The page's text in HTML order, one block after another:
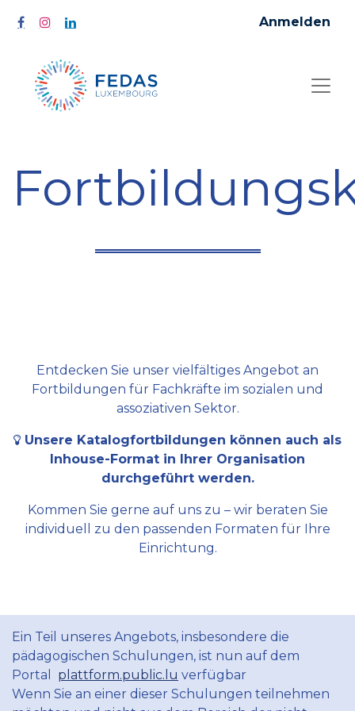
Anmelden
Entdecken Sie unser vielfältiges Angebot an
Fortbildungen für Fachkräfte im sozialen und
assoziativen Sektor.
Unsere Katalogfortbildungen können auch als
Inhouse-Format in Ihrer Organisation
durchgeführt werden.
Kommen Sie gerne auf uns zu – wir beraten Sie
individuell zu den passenden Formaten für Ihre
Einrichtung.
Ein Teil unseres Angebots, insbesondere die
pädagogischen Schulungen, ist nun auf dem
Portal plattform.public.lu verfügbar
Wenn Sie an einer dieser Schulungen teilnehmen